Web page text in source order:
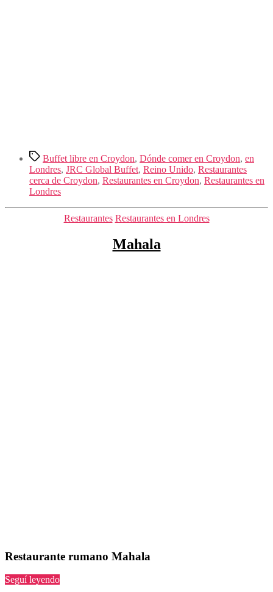
Etiquetas
Buffet libre en Croydon, Dónde comer en Croydon, en
Londres, JRC Global Buffet, Reino Unido, Restaurantes
cerca de Croydon, Restaurantes en Croydon, Restaurantes en
Londres
Categorías
Restaurantes Restaurantes en Londres
Mahala
Restaurante rumano Mahala
Seguí leyendo“Mahala”